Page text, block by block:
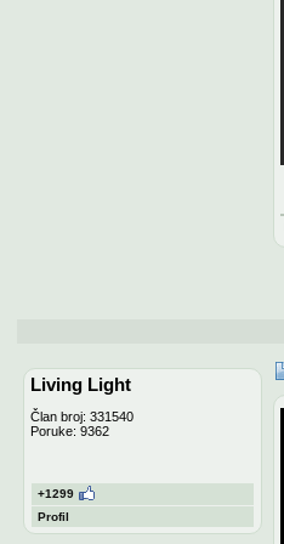
Living Light
Član broj: 331540
Poruke: 9362
+1299
Profil